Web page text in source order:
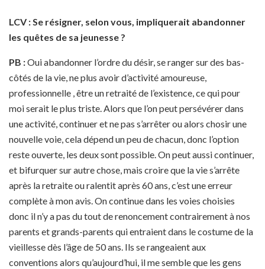
LCV : Se résigner, selon vous, impliquerait abandonner
les quêtes de sa jeunesse ?
PB :Oui abandonner l’ordre du désir, se ranger sur des bas-
côtés de la vie, ne plus avoir d’activité amoureuse,
professionnelle , être un retraité de l’existence, ce qui pour
moi serait le plus triste. Alors que l’on peut persévérer dans
une activité, continuer et ne pas s’arrêter ou alors chosir une
nouvelle voie, cela dépend un peu de chacun, donc l’option
reste ouverte, les deux sont possible. On peut aussi continuer,
et bifurquer sur autre chose, mais croire que la vie s’arrête
après la retraite ou ralentit après 60 ans, c’est une erreur
complète à mon avis. On continue dans les voies choisies
donc il n’y a pas du tout de renoncement contrairement à nos
parents et grands-parents qui entraient dans le costume de la
vieillesse dès l’âge de 50 ans. Ils se rangeaient aux
conventions alors qu’aujourd’hui, il me semble que les gens